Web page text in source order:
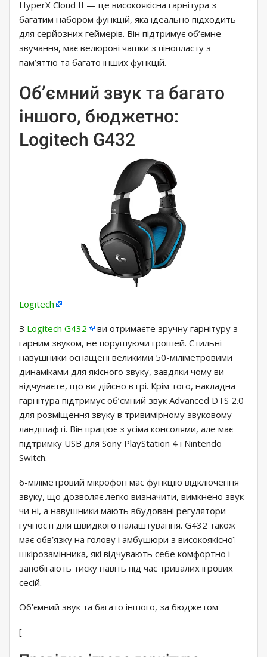
HyperX Cloud II — це високоякісна гарнітура з
багатим набором функцій, яка ідеально підходить
для серйозних геймерів. Він підтримує об’ємне
звучання, має велюрові чашки з пінопласту з
пам’яттю та багато інших функцій.
Об’ємний звук та багато
іншого, бюджетно:
Logitech G432
Logitech
З Logitech G432
ви отримаєте зручну гарнітуру з
гарним звуком, не порушуючи грошей. Стильні
навушники оснащені великими 50-міліметровими
динаміками для якісного звуку, завдяки чому ви
відчуваєте, що ви дійсно в грі. Крім того, накладна
гарнітура підтримує об’ємний звук Advanced DTS 2.0
для розміщення звуку в тривимірному звуковому
ландшафті. Він працює з усіма консолями, але має
підтримку USB для Sony PlayStation 4 і Nintendo
Switch.
6-міліметровий мікрофон має функцію відключення
звуку, що дозволяє легко визначити, вимкнено звук
чи ні, а навушники мають вбудовані регулятори
гучності для швидкого налаштування. G432 також
має обв’язку на голову і амбушюри з високоякісної
шкірозамінника, які відчувають себе комфортно і
запобігають тиску навіть під час тривалих ігрових
сесій.
Об’ємний звук та багато іншого, за бюджетом
[